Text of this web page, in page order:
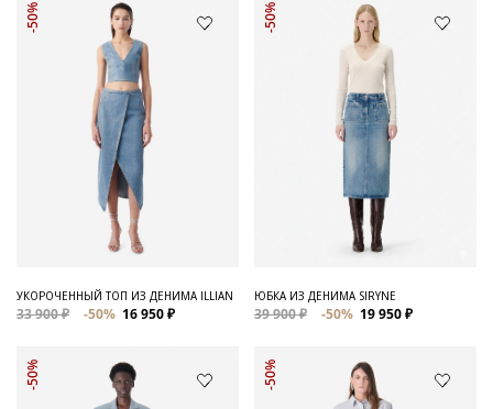
-50%
УКОРОЧЕННЫЙ ТОП ИЗ ДЕНИМА ILLIAN
33 900 ₽ -50% 16 950 ₽
-50%
ЮБКА ИЗ ДЕНИМА SIRYNE
39 900 ₽ -50% 19 950 ₽
-50% -50%